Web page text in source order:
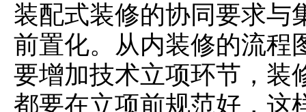
装配式装修的协同要求与
前置化。从内装修的流程
要增加技术立项环节，装
都要在立项前规范好，这